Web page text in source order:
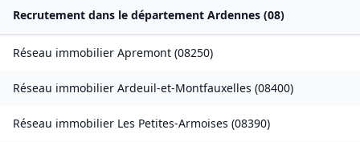
Recrutement dans le département Ardennes (08)
Réseau immobilier Apremont (08250)
Réseau immobilier Ardeuil-et-Montfauxelles (08400)
Réseau immobilier Les Petites-Armoises (08390)